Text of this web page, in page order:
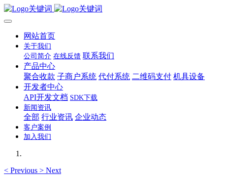
网站首页
关于我们
公司简介 在线反馈 联系我们
产品中心
聚合收款 子商户系统 代付系统 二维码支付 机具设备
开发者中心
API开发文档 SDK下载
新闻资讯
全部 行业资讯 企业动态
客户案例
加入我们
< Previous > Next